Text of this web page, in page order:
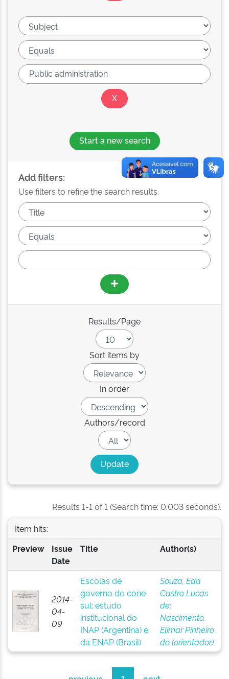
Start a new search
Add filters:
Use filters to refine the search results.
Results/Page
Sort items by
In order
Authors/record
Results 1-1 of 1 (Search time: 0.003 seconds).
Item hits:
Preview
Issue
Date
Title Author(s)
2014-
04-
09
Escolas de
governo do cone
sul: estudo
institucional do
INAP (Argentina) e
da ENAP (Brasil)
Souza, Eda
Castro Lucas
de;
Nascimento,
Elimar Pinheiro
do (orientador)